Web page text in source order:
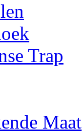
Trap
Maat